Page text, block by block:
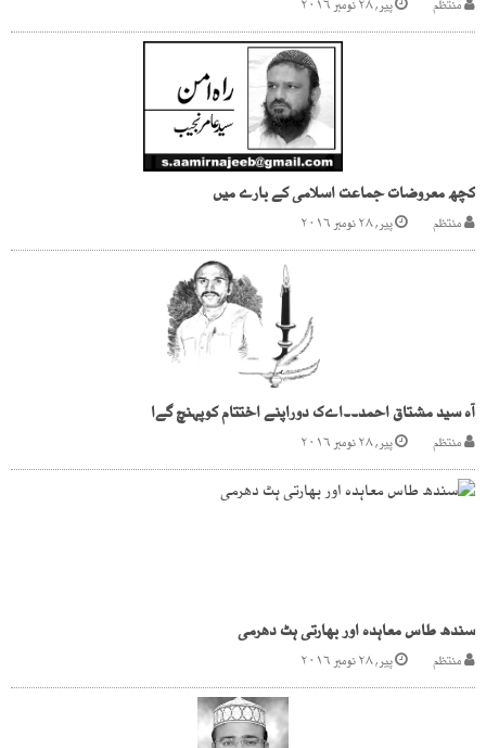
منتظم پیر, ۲۸ نومبر ۲۰۱۶
کچھ معروضات جماعت اسلامی کے بارے میں
منتظم پیر, ۲۸ نومبر ۲۰۱۶
آہ سید مشتاق احمد۔۔اےک دوراپنے اختتام کوپہنچ گےا
منتظم پیر, ۲۸ نومبر ۲۰۱۶
سندھ طاس معاہدہ اور بھارتی ہٹ دھرمی
منتظم پیر, ۲۸ نومبر ۲۰۱۶